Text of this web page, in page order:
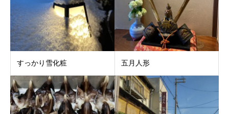
すっかり雪化粧 五月人形